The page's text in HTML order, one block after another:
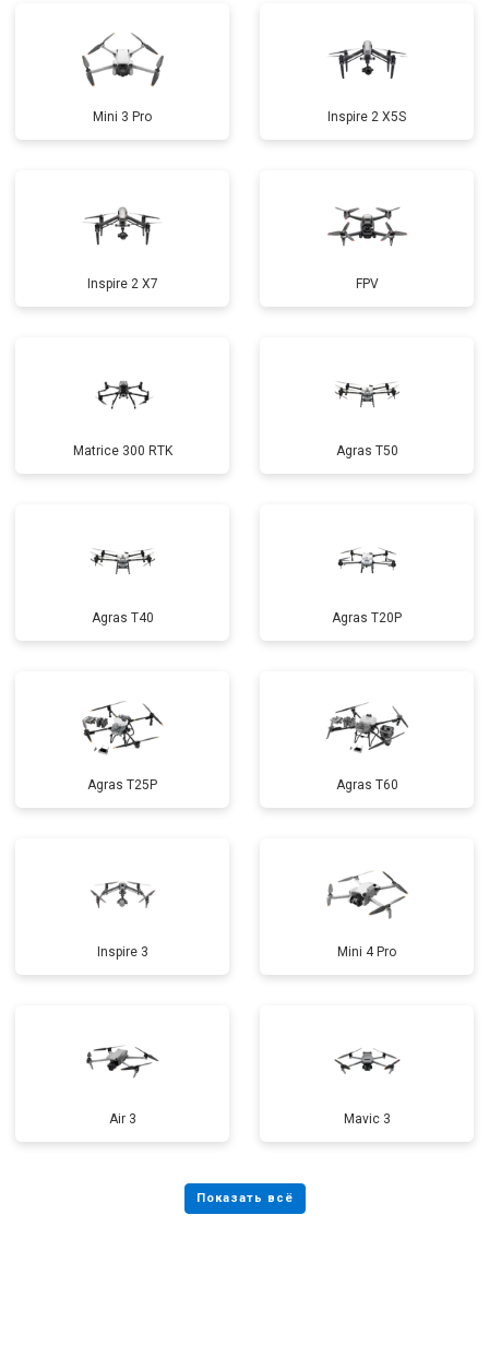
Mini 3 Pro Inspire 2 X5S
Inspire 2 X7 FPV
Matrice 300 RTK Agras T50
Agras T40 Agras T20P
Agras T25P Agras T60
Inspire 3 Mini 4 Pro
Air 3 Mavic 3